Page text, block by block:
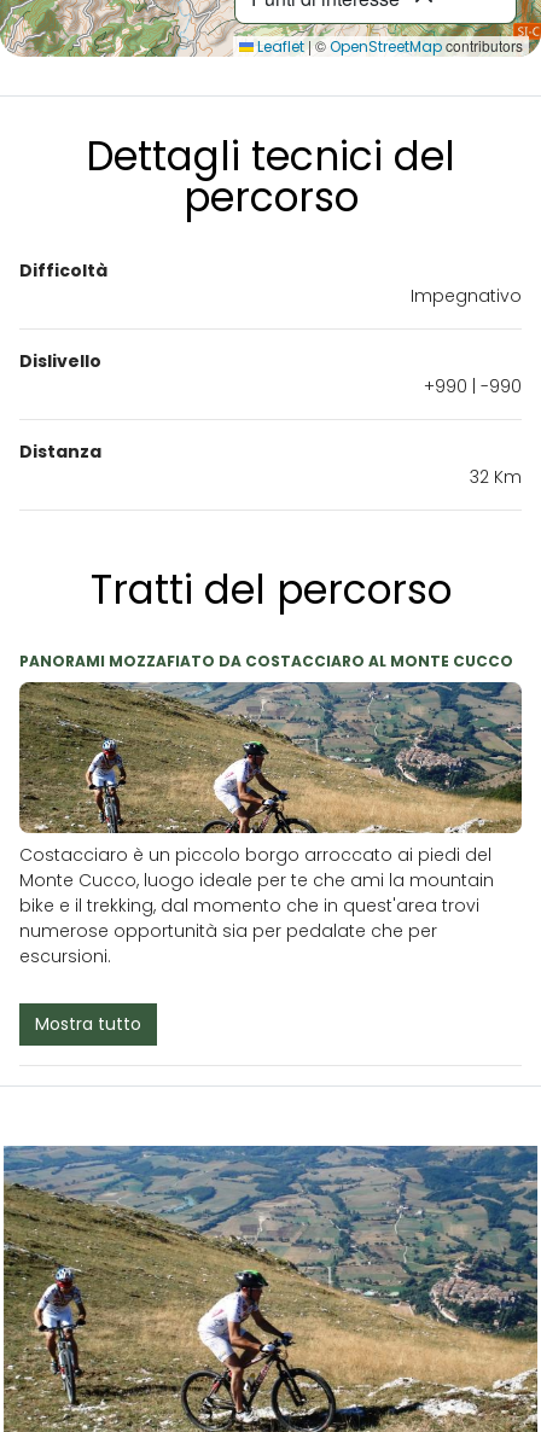
Dettagli tecnici del
percorso
Difficoltà
Impegnativo
Dislivello
+990 | -990
Distanza
32 Km
Tratti del percorso
PANORAMI MOZZAFIATO DA COSTACCIARO AL MONTE CUCCO
Costacciaro è un piccolo borgo arroccato ai piedi del
Monte Cucco, luogo ideale per te che ami la mountain
bike e il trekking, dal momento che in quest'area trovi
numerose opportunità sia per pedalate che per
escursioni.
Mostra tutto
Leaflet|©OpenStreetMapcontributors